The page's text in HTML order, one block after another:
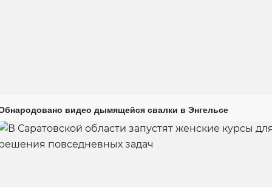
видео дымящейся свалки в Энгельсе